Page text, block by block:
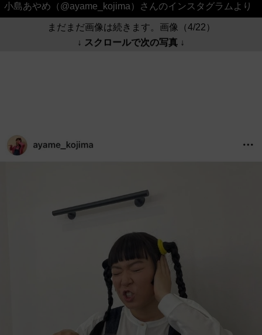
小島あやめ（@ayame_kojima）さんのインスタグラムより
まだまだ画像は続きます。画像（4/22）
↓ スクロールで次の写真 ↓